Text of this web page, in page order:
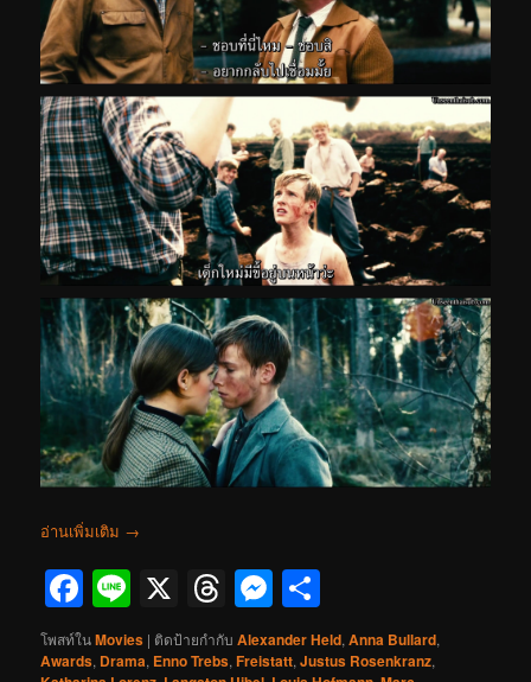
อ่านเพิ่มเติม →
Facebook
Line
X Threads
Messenger
โพสท์ในMovies | ติดป้ายกำกับ Alexander Held,Anna Bullard,
Awards, Drama, Enno Trebs,Freistatt,Justus Rosenkranz,